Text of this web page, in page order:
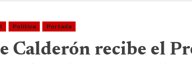
Política Portada
Calderón recibe el